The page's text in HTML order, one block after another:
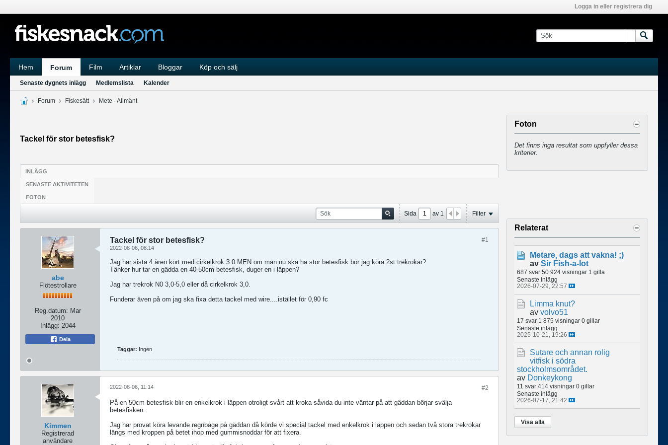
Logga in eller registrera dig
Hem Forum Film Artiklar Bloggar Köp och sälj
Senaste dygnets inlägg Medlemslista Kalender
Forum Fiskesätt Mete - Allmänt
Tackel för stor betesfisk?
INLÄGG
SENASTE AKTIVITETEN
FOTON
Sida av 1 Filter
abe
Flötestrollare
Reg.datum: Mar
2010
Inlägg: 2044
Dela
#1
Tackel för stor betesfisk?
2022-08-06, 08:14
Jag har sista 4 åren kört med cirkelkrok 3.0 MEN om man nu ska ha stor betesfisk bör jag köra 2st trekrokar?
Tänker hur tar en gädda en 40-50cm betesfisk, duger en i läppen?
Jag har trekrok N0 3,0-5,0 eller då cirkelkrok 3,0.
Funderar även på om jag ska fixa detta tackel med wire....istället för 0,90 fc
Taggar: Ingen
Kimmen
Registrerad
användare
#2
2022-08-06, 11:14
På en 50cm betesfisk blir en enkelkrok i läppen otroligt svårt att kroka såvida du inte väntar på att gäddan börjar svälja
betesfisken.
Jag har provat köra levande regnbåge på gäddan då körde vi special tackel med enkelkrok i läppen och sedan två stora trekrokar
längs med kroppen på betet ihop med gummisnoddar för att fixera.
Foton
Det finns inga resultat som uppfyller dessa
kriterier.
Relaterat
Metare, dags att vakna! ;)
av Sir Fish-a-lot
687 svar 50 924 visningar 1 gilla
Senaste inlägg
2026-07-29, 22:57
Limma knut?
av volvo51
17 svar 1 875 visningar 0 gillar
Senaste inlägg
2025-10-21, 19:26
Sutare och annan rolig
vitfisk i södra
stockholmsområdet.
av Donkeykong
11 svar 414 visningar 0 gillar
Senaste inlägg
2026-07-17, 21:42
Visa alla